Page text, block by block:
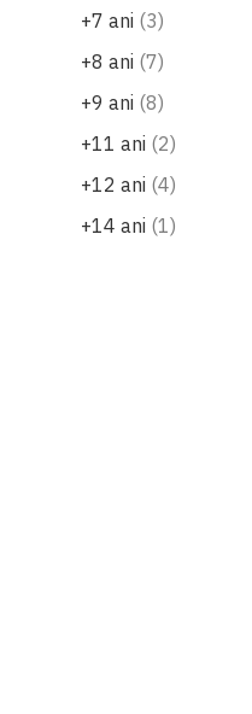
+7 ani 3produse
+8 ani 7produse
+9 ani 8produse
+11 ani 2produse
+12 ani 4produse
+14 ani 1produs